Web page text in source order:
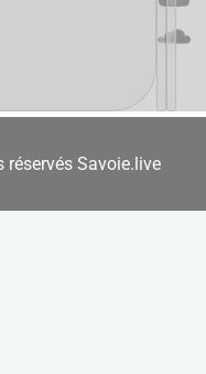
Savoie.live